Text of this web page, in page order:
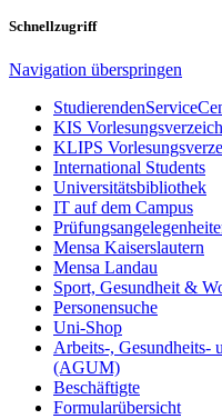
Schnellzugriff
Navigation überspringen
KIS
KLIPS
International Students
Universitätsbibliothek
IT auf dem Campus
Mensa Kaiserslautern
Mensa Landau
Sport, Gesundheit &
Personensuche
Uni-Shop
Arbeits-, Gesundheits-
(AGUM)
Beschäftigte
Formularübersicht